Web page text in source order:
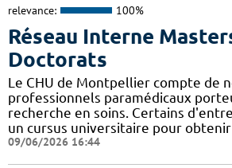
relevance: 100%
Réseau Interne
Doctorats
Le CHU de Montpellier compte de
professionnels paramédicaux
recherche en soins. Certains
un cursus universitaire pour
09/06/2026 16:44